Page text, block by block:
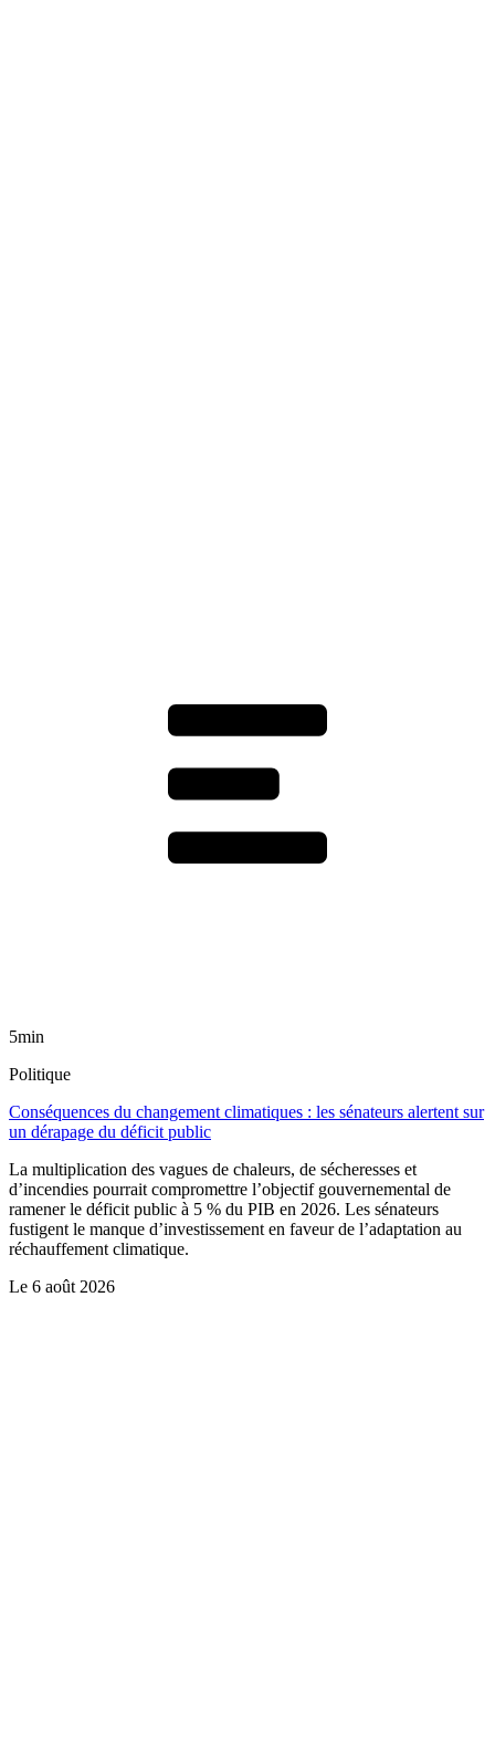
5min
Politique
Conséquences du changement climatiques : les sénateurs alertent sur
un dérapage du déficit public
La multiplication des vagues de chaleurs, de sécheresses et
d’incendies pourrait compromettre l’objectif gouvernemental de
ramener le déficit public à 5 % du PIB en 2026. Les sénateurs
fustigent le manque d’investissement en faveur de l’adaptation au
réchauffement climatique.
Le 6 août 2026